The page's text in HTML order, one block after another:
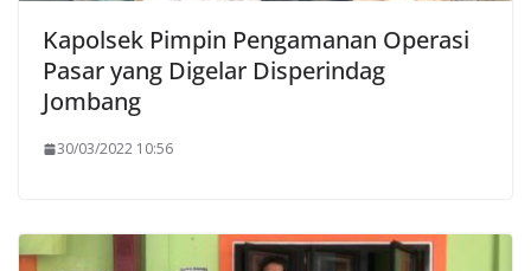
Kapolsek Pimpin Pengamanan Operasi
Pasar yang Digelar Disperindag
Jombang
30/03/2022 10:56